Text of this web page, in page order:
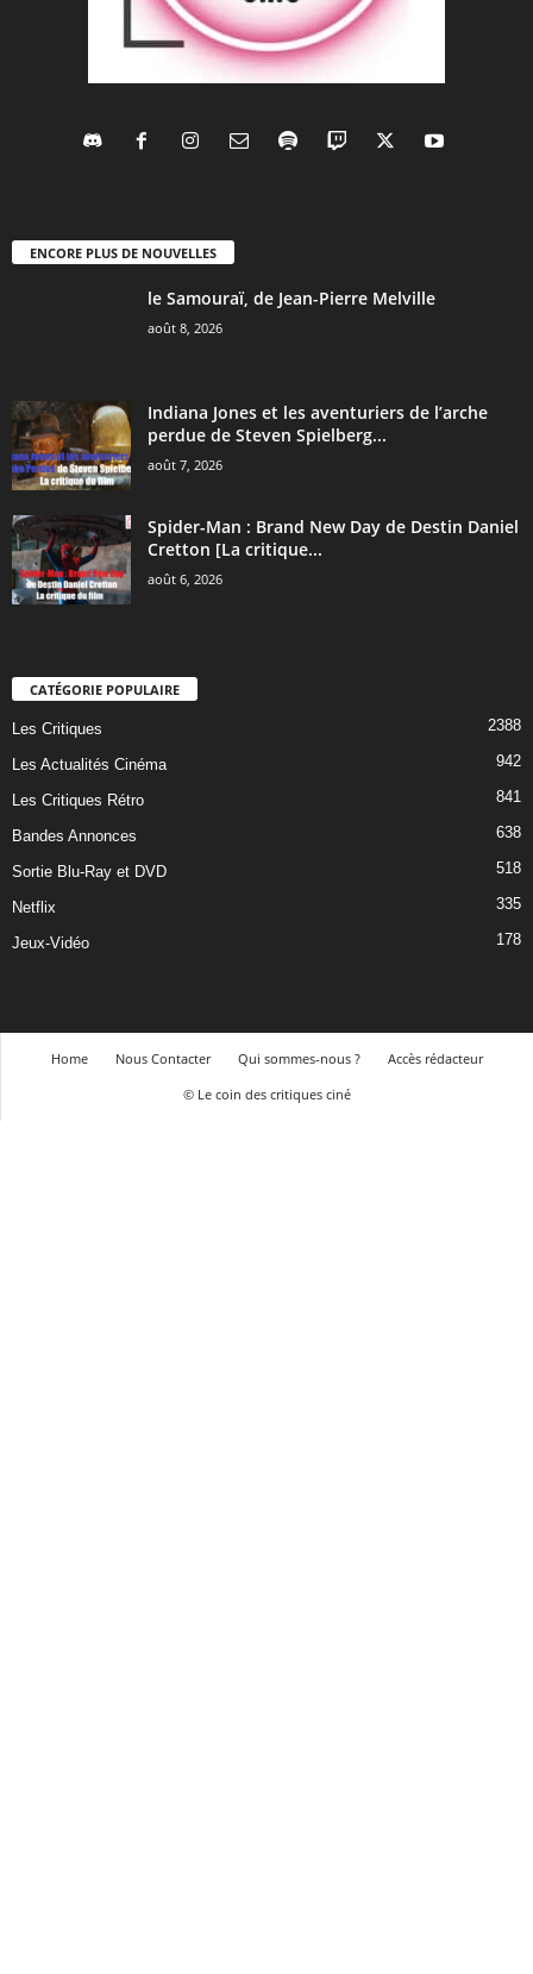
ENCORE PLUS DE NOUVELLES
le Samouraï, de Jean-Pierre Melville
août 8, 2026
Indiana Jones et les aventuriers de l’arche
perdue de Steven Spielberg...
août 7, 2026
Spider-Man : Brand New Day de Destin Daniel
Cretton [La critique...
août 6, 2026
CATÉGORIE POPULAIRE
Les Critiques 2388
Les Actualités Cinéma 942
Les Critiques Rétro 841
Bandes Annonces 638
Sortie Blu-Ray et DVD 518
Netflix 335
Jeux-Vidéo 178
Home Nous Contacter Qui sommes-nous ?
Accès rédacteur
© Le coin des critiques ciné